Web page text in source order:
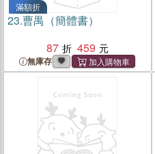
滿額折
23.曹禺（簡體書）
87
459
無庫存